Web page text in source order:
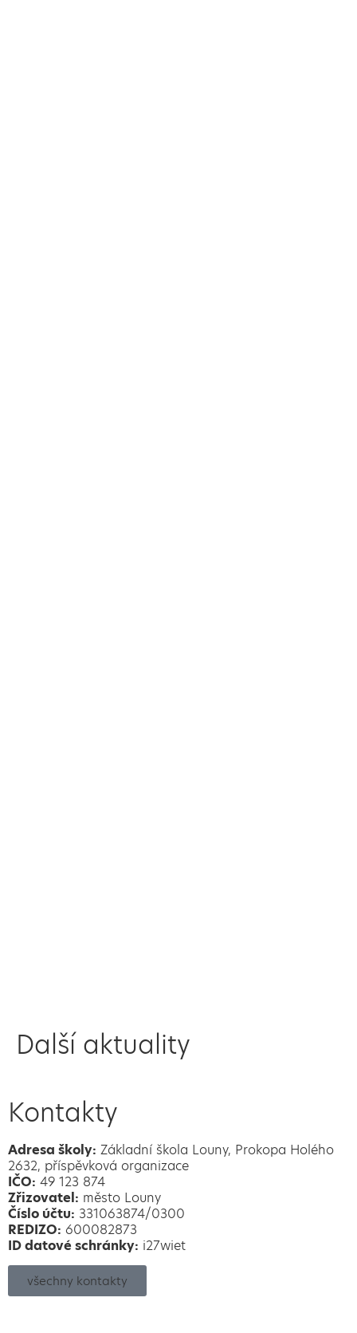
Další aktuality
Kontakty
Adresa školy: Základní škola Louny, Prokopa Holého
2632, příspěvková organizace
IČO: 49 123 874
Zřizovatel: město Louny
Číslo účtu: 331063874/0300
REDIZO: 600082873
ID datové schránky: i27wiet
všechny kontakty